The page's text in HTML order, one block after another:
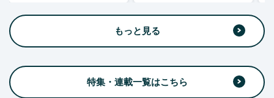
もっと見る
特集・連載一覧はこちら